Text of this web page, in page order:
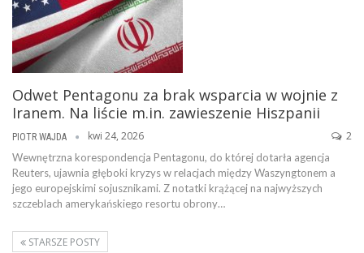
Odwet Pentagonu za brak wsparcia w wojnie z
Iranem. Na liście m.in. zawieszenie Hiszpanii
PIOTR WAJDA kwi 24, 2026 2
Wewnętrzna korespondencja Pentagonu, do której dotarła agencja
Reuters, ujawnia głęboki kryzys w relacjach między Waszyngtonem a
jego europejskimi sojusznikami. Z notatki krążącej na najwyższych
szczeblach amerykańskiego resortu obrony…
STARSZE POSTY